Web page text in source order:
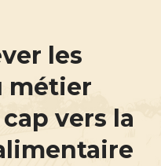
les
métier
vers la